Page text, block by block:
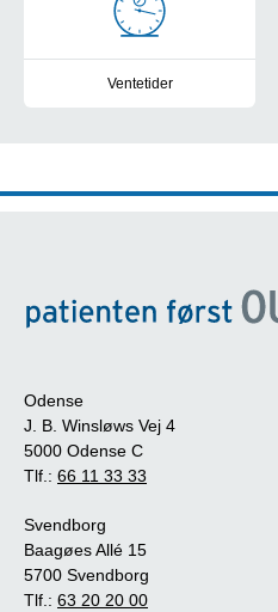
Ventetider
Odense
J. B. Winsløws Vej 4
5000 Odense C
Tlf.: 66 11 33 33
Svendborg
Baagøes Allé 15
5700 Svendborg
Tlf.: 63 20 20 00